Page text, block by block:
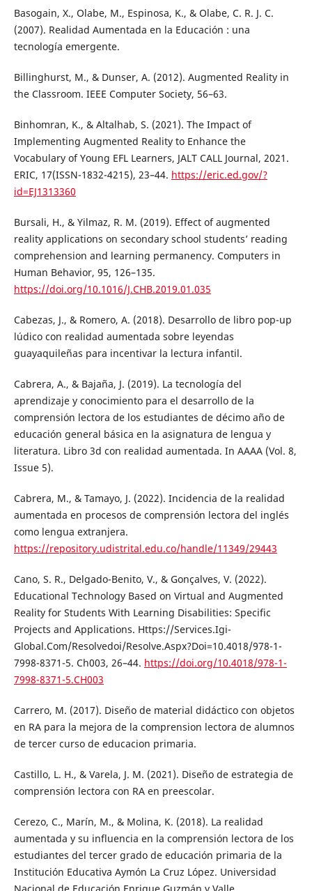
Basogain, X., Olabe, M., Espinosa, K., & Olabe, C. R. J. C.
(2007). Realidad Aumentada en la Educación : una
tecnología emergente.
Billinghurst, M., & Dunser, A. (2012). Augmented Reality in
the Classroom. IEEE Computer Society, 56–63.
Binhomran, K., & Altalhab, S. (2021). The Impact of
Implementing Augmented Reality to Enhance the
Vocabulary of Young EFL Learners, JALT CALL Journal, 2021.
ERIC, 17(ISSN-1832-4215), 23–44. https://eric.ed.gov/?
id=EJ1313360
Bursali, H., & Yilmaz, R. M. (2019). Effect of augmented
reality applications on secondary school students’ reading
comprehension and learning permanency. Computers in
Human Behavior, 95, 126–135.
https://doi.org/10.1016/J.CHB.2019.01.035
Cabezas, J., & Romero, A. (2018). Desarrollo de libro pop-up
lúdico con realidad aumentada sobre leyendas
guayaquileñas para incentivar la lectura infantil.
Cabrera, A., & Bajaña, J. (2019). La tecnología del
aprendizaje y conocimiento para el desarrollo de la
comprensión lectora de los estudiantes de décimo año de
educación general básica en la asignatura de lengua y
literatura. Libro 3d con realidad aumentada. In ΑΑΑΑ (Vol. 8,
Issue 5).
Cabrera, M., & Tamayo, J. (2022). Incidencia de la realidad
aumentada en procesos de comprensión lectora del inglés
como lengua extranjera.
https://repository.udistrital.edu.co/handle/11349/29443
Cano, S. R., Delgado-Benito, V., & Gonçalves, V. (2022).
Educational Technology Based on Virtual and Augmented
Reality for Students With Learning Disabilities: Specific
Projects and Applications. Https://Services.Igi-
Global.Com/Resolvedoi/Resolve.Aspx?Doi=10.4018/978-1-
7998-8371-5. Ch003, 26–44. https://doi.org/10.4018/978-1-
7998-8371-5.CH003
Carrero, M. (2017). Diseño de material didáctico con objetos
en RA para la mejora de la comprension lectora de alumnos
de tercer curso de educacion primaria.
Castillo, L. H., & Varela, J. M. (2021). Diseño de estrategia de
comprensión lectora con RA en preescolar.
Cerezo, C., Marín, M., & Molina, K. (2018). La realidad
aumentada y su influencia en la comprensión lectora de los
estudiantes del tercer grado de educación primaria de la
Institución Educativa Aymón La Cruz López. Universidad